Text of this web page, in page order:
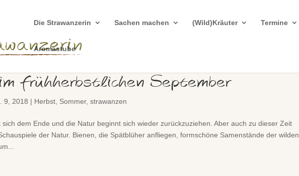
Die Strawanzerin Sachen machen (Wild)Kräuter Termine
Aromastube
frühherbstlichen September
9, 2018 | Herbst Sommer,strawanzen
dem Ende und die Natur beginnt sich wieder zurückzuziehen. Aber auch zu dieser Zeit
der Natur. Bienen, die Spätblüher anfliegen, formschöne Samenstände der wilden